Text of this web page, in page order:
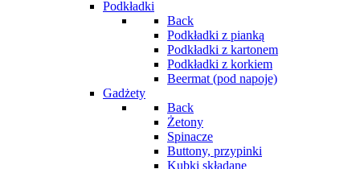
Podkładki
Back
Podkładki z pianką
Podkładki z kartonem
Podkładki z korkiem
Beermat (pod napoje)
Gadżety
Back
Żetony
Spinacze
Buttony, przypinki
Kubki składane